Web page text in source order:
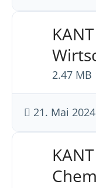
2.47 MB
21. Mai 2024